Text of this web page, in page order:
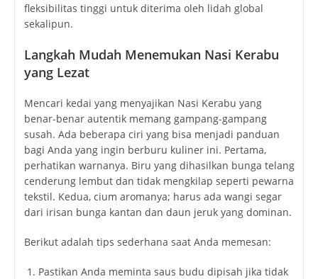
fleksibilitas tinggi untuk diterima oleh lidah global
sekalipun.
Langkah Mudah Menemukan Nasi Kerabu
yang Lezat
Mencari kedai yang menyajikan Nasi Kerabu yang
benar-benar autentik memang gampang-gampang
susah. Ada beberapa ciri yang bisa menjadi panduan
bagi Anda yang ingin berburu kuliner ini. Pertama,
perhatikan warnanya. Biru yang dihasilkan bunga telang
cenderung lembut dan tidak mengkilap seperti pewarna
tekstil. Kedua, cium aromanya; harus ada wangi segar
dari irisan bunga kantan dan daun jeruk yang dominan.
Berikut adalah tips sederhana saat Anda memesan:
Pastikan Anda meminta saus budu dipisah jika tidak